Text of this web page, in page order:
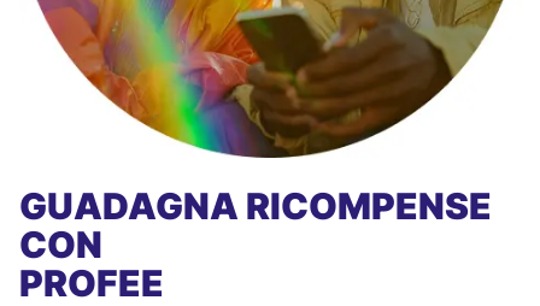
GUADAGNA RICOMPENSE
CON
PROFEE